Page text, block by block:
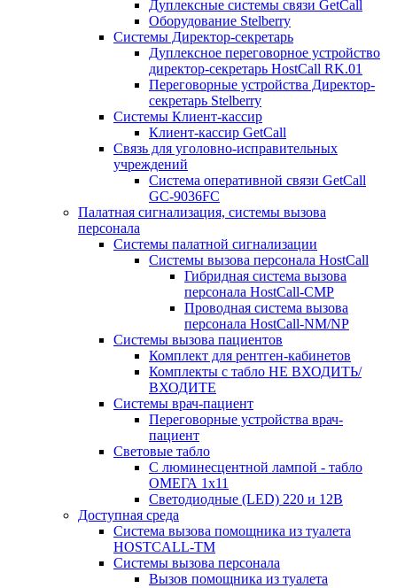
Дуплексные системы связи GetCall
Оборудование Stelberry
Системы Директор-секретарь
Дуплексное переговорное устройство
директор-секретарь HostCall RK.01
Переговорные устройства Директор-
секретарь Stelberry
Системы Клиент-кассир
Клиент-кассир GetCall
Связь для уголовно-исправительных
учреждений
Система оперативной связи GetCall
GC-9036FC
Палатная сигнализация, системы вызова
персонала
Системы палатной сигнализации
Системы вызова персонала HostCall
Гибридная система вызова
персонала HostCall-CMP
Проводная система вызова
персонала HostCall-NM/NP
Системы вызова пациентов
Комплект для рентген-кабинетов
Комплекты с табло НЕ ВХОДИТЬ/
ВХОДИТЕ
Системы врач-пациент
Переговорные устройства врач-
пациент
Световые табло
С люминесцентной лампой - табло
ОМЕГА 1х11
Светодиодные (LED) 220 и 12В
Доступная среда
Система вызова помощника из туалета
HOSTCALL-TM
Системы вызова персонала
Вызов помощника из туалета